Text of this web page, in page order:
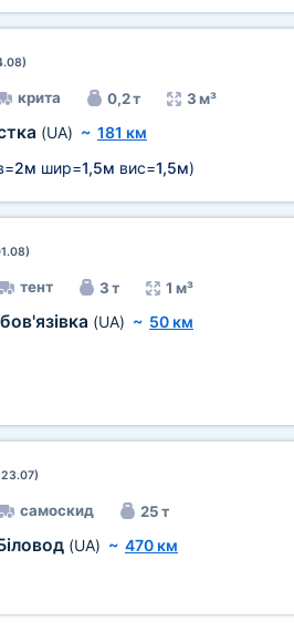
крита 0,2 т 3 м³
(UA) ~ 181 км
2м шир=1,5м вис=1,5м)
тент 3 т 1 м³
(UA) ~ 50 км
самоскид 25 т
(UA) ~ 470 км